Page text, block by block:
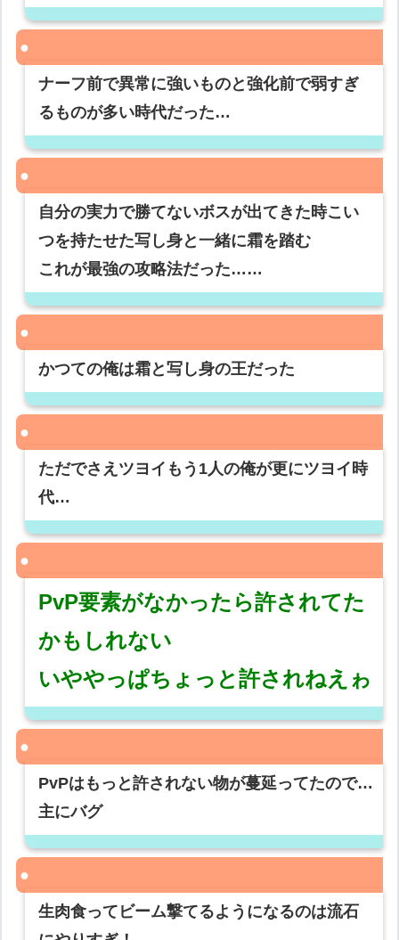
ナーフ前で異常に強いものと強化前で弱すぎ
るものが多い時代だった…
自分の実力で勝てないボスが出てきた時こい
つを持たせた写し身と一緒に霜を踏む
これが最強の攻略法だった……
かつての俺は霜と写し身の王だった
ただでさえツヨイもう1人の俺が更にツヨイ時
代…
PvP要素がなかったら許されてた
かもしれない
いややっぱちょっと許されねえゎ
PvPはもっと許されない物が蔓延ってたので…
主にバグ
生肉食ってビーム撃てるようになるのは流石